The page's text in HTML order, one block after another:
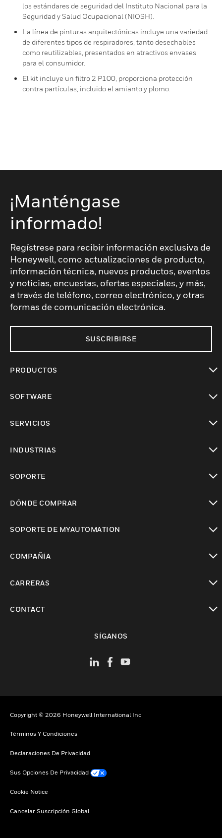
los estándares de seguridad del Instituto Nacional para la
Seguridad y Salud Ocupacional (NIOSH).
La línea de pinturas arquitectónicas incluye una variedad
de diferentes tipos de respiradores, tanto desechables
como reutilizables, presentados en atractivos envases
para el consumidor.
El kit incluye un filtro 2 P100, proporciona protección
contra partículas, incluido el amianto y plomo.
¡Manténgase
informado!
Regístrese para recibir información exclusiva de
Honeywell, como actualizaciones de producto,
información técnica, nuevos productos, eventos
y noticias, encuestas, ofertas especiales, y más,
a través de teléfono, correo electrónico, y otras
formas de comunicación electrónica.
SUSCRIBIRSE
PRODUCTOS
SOFTWARE
SERVICIOS
INDUSTRIAS
SOPORTE
DÓNDE COMPRAR
SOPORTE DE MYAUTOMATION
COMPAÑÍA
CARRERAS
CONTACT
SÍGANOS
Copyright © 2026 Honeywell International Inc
Términos Y Condiciones
Declaraciones De Privacidad
Sus Opciones De Privacidad
Cookie Notice
Cancelar Suscripción Global